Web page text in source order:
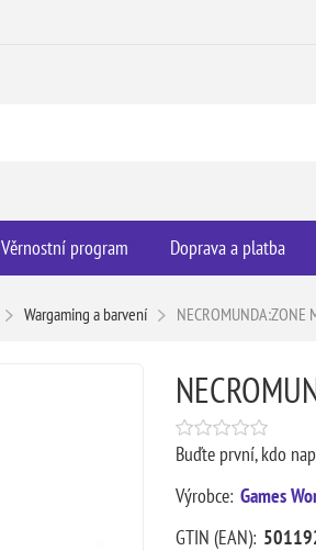
Věrnostní program Doprava a platba
Wargaming a barvení NECROMUNDA:ZONE
Buďte první, kdo
Výrobce: Games
GTIN (EAN):